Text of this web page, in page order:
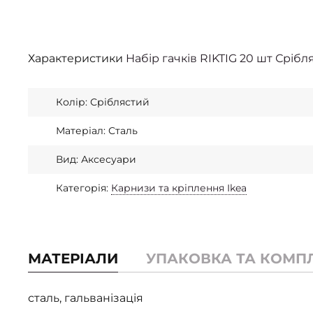
Характеристики Набір гачків RIKTIG 20 шт
Колір: Сріблястий
Матеріал: Сталь
Вид: Аксесуари
Категорія: Карнизи та кріплення Ikea
МАТЕРІАЛИ УПАКОВКА ТА
сталь, гальванізація